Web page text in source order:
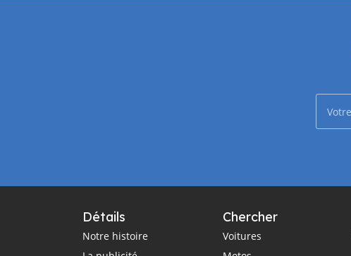
Détails
Notre histoire
Chercher
Voitures